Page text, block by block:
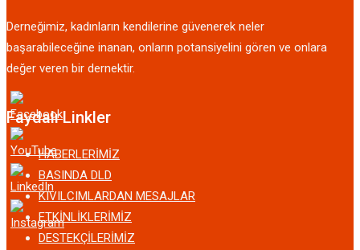
Derneğimiz, kadınların kendilerine güvenerek neler
başarabileceğine inanan, onların potansiyelini gören ve onlara
değer veren bir dernektir.
Faydalı Linkler
HABERLERİMİZ
BASINDA DLD
KIVILCIMLARDAN MESAJLAR
ETKİNLİKLERİMİZ
DESTEKÇİLERİMİZ